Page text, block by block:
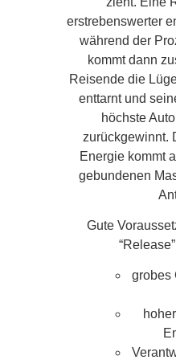
erstrebenswerter
während der
kommt dann
Reisende die
enttarnt und
höchste
zurückgewinnt.
Energie kommt
gebundenen
Gute
grobes